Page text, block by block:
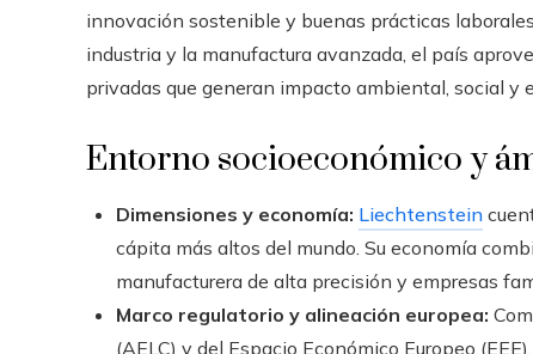
innovación sostenible y buenas prácticas
industria y la manufactura avanzada, el país
privadas que generan impacto ambiental, social y
Entorno socioeconómico y
Dimensiones y economía: Liechtenstein
cápita más altos del mundo. Su economía
manufacturera de alta precisión y empresas
Marco regulatorio y alineación europea:
(AELC) y del Espacio Económico Europeo